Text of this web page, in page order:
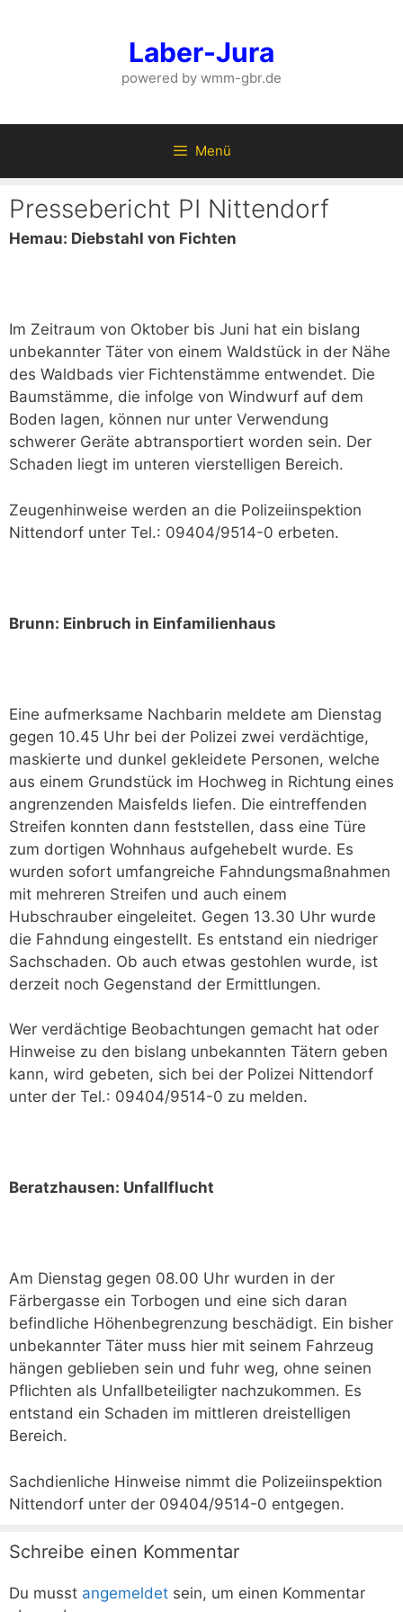
Laber-Jura
powered by wmm-gbr.de
Menü
Pressebericht PI Nittendorf
Hemau: Diebstahl von Fichten
Im Zeitraum von Oktober bis Juni hat ein bislang
unbekannter Täter von einem Waldstück in der Nähe
des Waldbads vier Fichtenstämme entwendet. Die
Baumstämme, die infolge von Windwurf auf dem
Boden lagen, können nur unter Verwendung
schwerer Geräte abtransportiert worden sein. Der
Schaden liegt im unteren vierstelligen Bereich.
Zeugenhinweise werden an die Polizeiinspektion
Nittendorf unter Tel.: 09404/9514-0 erbeten.
Brunn: Einbruch in Einfamilienhaus
Eine aufmerksame Nachbarin meldete am Dienstag
gegen 10.45 Uhr bei der Polizei zwei verdächtige,
maskierte und dunkel gekleidete Personen, welche
aus einem Grundstück im Hochweg in Richtung eines
angrenzenden Maisfelds liefen. Die eintreffenden
Streifen konnten dann feststellen, dass eine Türe
zum dortigen Wohnhaus aufgehebelt wurde. Es
wurden sofort umfangreiche Fahndungsmaßnahmen
mit mehreren Streifen und auch einem
Hubschrauber eingeleitet. Gegen 13.30 Uhr wurde
die Fahndung eingestellt. Es entstand ein niedriger
Sachschaden. Ob auch etwas gestohlen wurde, ist
derzeit noch Gegenstand der Ermittlungen.
Wer verdächtige Beobachtungen gemacht hat oder
Hinweise zu den bislang unbekannten Tätern geben
kann, wird gebeten, sich bei der Polizei Nittendorf
unter der Tel.: 09404/9514-0 zu melden.
Beratzhausen: Unfallflucht
Am Dienstag gegen 08.00 Uhr wurden in der
Färbergasse ein Torbogen und eine sich daran
befindliche Höhenbegrenzung beschädigt. Ein bisher
unbekannter Täter muss hier mit seinem Fahrzeug
hängen geblieben sein und fuhr weg, ohne seinen
Pflichten als Unfallbeteiligter nachzukommen. Es
entstand ein Schaden im mittleren dreistelligen
Bereich.
Sachdienliche Hinweise nimmt die Polizeiinspektion
Nittendorf unter der 09404/9514-0 entgegen.
Schreibe einen Kommentar
Du musst angemeldet sein, um einen Kommentar